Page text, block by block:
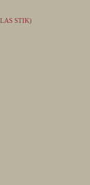
STIK)